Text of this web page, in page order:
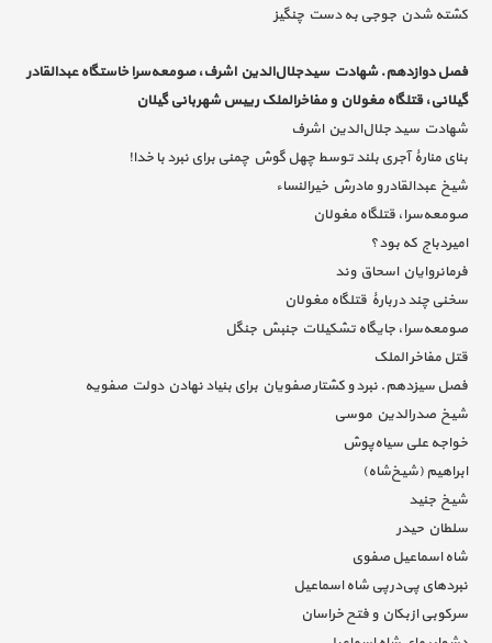
کشته شدن جوجی به دست چنگیز
فصل دوازدهم. شهادت سید‌جلال‌الدین اشرف، صومعه‌سرا خاستگاه عبدالقادر
گیلانی، قتلگاه مغولان و مفاخرالملک رییس شهربانی گیلان
شهادت سید جلال‌الدین اشرف
بنای منارۀ آجری بلند توسط چهل گوش چمنی برای نبرد با خدا!
شیخ عبدالقادر و مادرش خیرالنساء
صومعه‌سرا، قتلگاه مغولان
امیردباج که بود؟
فرمانروایان اسحاق وند
سخنی چند دربارۀ قتلگاه مغولان
صومعه‌سرا، جایگاه تشکیلات جنبش جنگل
قتل مفاخر الملک
فصل سیزدهم. نبرد و کشتار صفویان برای بنیاد نهادن دولت صفویه
شیخ صدرالدین موسی
خواجه علی سیاه‌پوش
ابراهیم (شیخ‌شاه)
شیخ جنید
سلطان حیدر
شاه اسماعیل صفوی
نبردهای پی‌درپی شاه ‌اسماعیل
سرکوبی ازبکان و فتح خراسان